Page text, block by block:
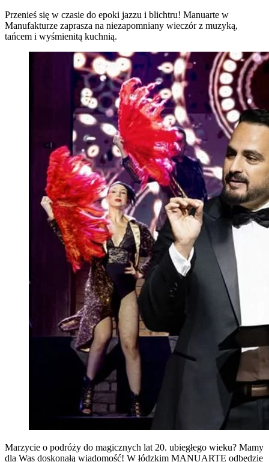
Przenieś się w czasie do epoki jazzu i blichtru! Manuarte w
Manufakturze zaprasza na niezapomniany wieczór z muzyką,
tańcem i wyśmienitą kuchnią.
Marzycie o podróży do magicznych lat 20. ubiegłego wieku? Mamy
dla Was doskonałą wiadomość! W łódzkim MANUARTE odbędzie